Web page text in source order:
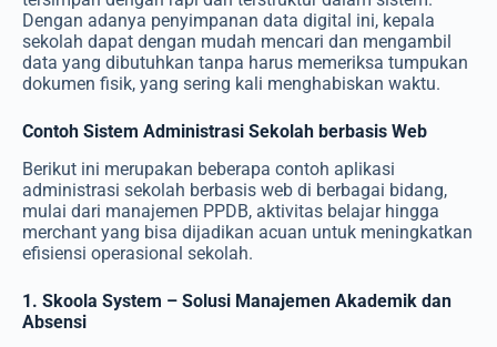
Dengan adanya penyimpanan data digital ini, kepala
sekolah dapat dengan mudah mencari dan mengambil
data yang dibutuhkan tanpa harus memeriksa tumpukan
dokumen fisik, yang sering kali menghabiskan waktu.
Contoh Sistem Administrasi Sekolah berbasis Web
Berikut ini merupakan beberapa contoh aplikasi
administrasi sekolah berbasis web di berbagai bidang,
mulai dari manajemen PPDB, aktivitas belajar hingga
merchant yang bisa dijadikan acuan untuk meningkatkan
efisiensi operasional sekolah.
1. Skoola System – Solusi Manajemen Akademik dan
Absensi